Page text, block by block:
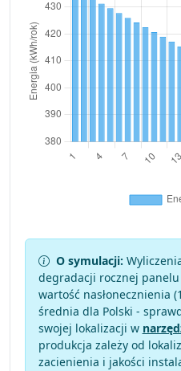
O symulacji:
degradacji rocznej panelu
wartość nasłonecznienia
średnia dla Polski -
swojej lokalizacji w
produkcja zależy od
zacienienia i jakości